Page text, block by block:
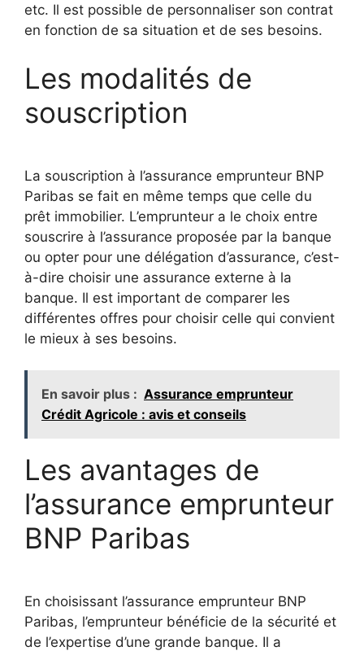
etc. Il est possible de personnaliser son contrat
en fonction de sa situation et de ses besoins.
Les modalités de
souscription
La souscription à l’assurance emprunteur BNP
Paribas se fait en même temps que celle du
prêt immobilier. L’emprunteur a le choix entre
souscrire à l’assurance proposée par la banque
ou opter pour une délégation d’assurance, c’est-
à-dire choisir une assurance externe à la
banque. Il est important de comparer les
différentes offres pour choisir celle qui convient
le mieux à ses besoins.
En savoir plus : Assurance emprunteur
Crédit Agricole : avis et conseils
Les avantages de
l’assurance emprunteur
BNP Paribas
En choisissant l’assurance emprunteur BNP
Paribas, l’emprunteur bénéficie de la sécurité et
de l’expertise d’une grande banque. Il a